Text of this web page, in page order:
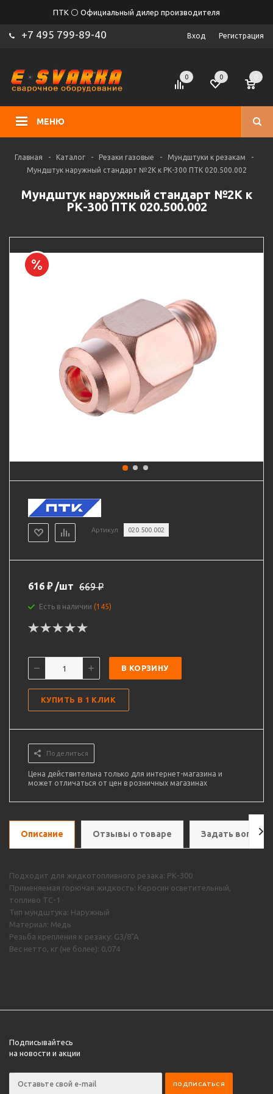
ПТК ⚪ Официальный дилер производителя
+7 495 799-89-40 Вход Регистрация
МЕНЮ
0 0
Главная - Каталог - Резаки газовые - Мундштуки к резакам
-
Мундштук наружный стандарт №2К к РК-300 ПТК 020.500.002
Мундштук наружный стандарт №2К к
РК-300 ПТК 020.500.002
Артикул 020.500.002
616 ₽ /шт 669₽
Есть в наличии (145)
В КОРЗИНУ
КУПИТЬ В 1 КЛИК
Поделиться
Цена действительна только для интернет-магазина и
может отличаться от цен в розничных магазинах
Описание Отзывы о товаре Задать вопрос
Подходит для жидкотопливного резака: РК-300
Применяемая горючая жидкость: Керосин осветительный,
топливо ТС-1
Тип мундштука: Наружный
Материал: Медь
Резьба крепления к резаку: G3/8"A
Вес нетто, кг (не более): 0,074
Подписывайтесь
на новости и акции